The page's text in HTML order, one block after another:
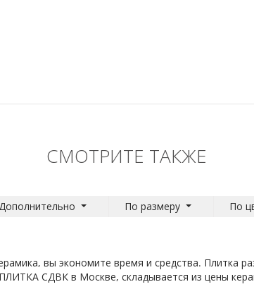
СМОТРИТЕ ТАКЖЕ
По размеру По
вы экономите время и средства. Плитка
СДВК в Москве, складывается из цены